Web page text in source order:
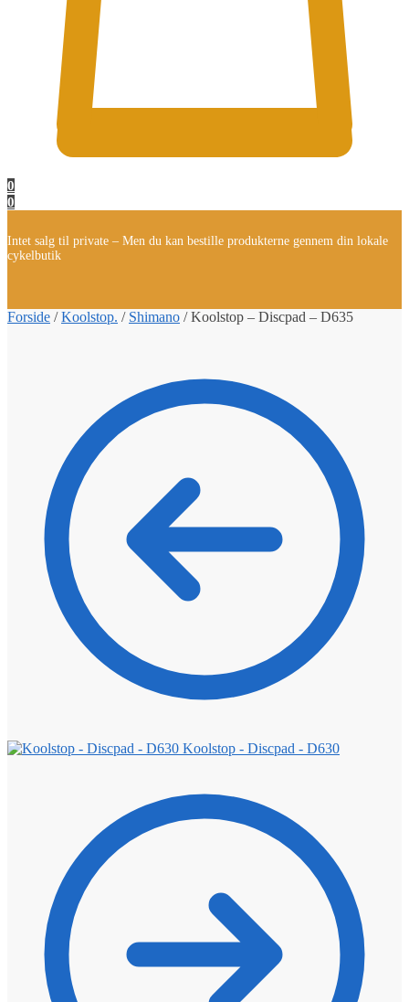
0
0
Intet salg til private – Men du kan bestille produkterne gennem din lokale
cykelbutik
Forside /Koolstop. / Shimano /Koolstop – Discpad – D635
Koolstop - Discpad - D630